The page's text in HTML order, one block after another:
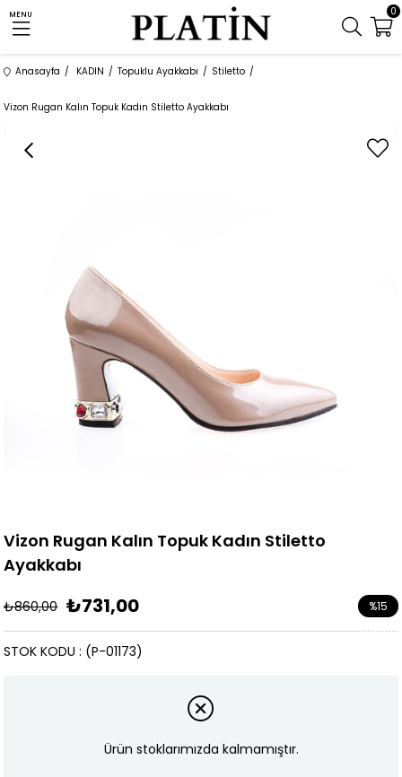
MENU 0
Anasayfa KADIN Topuklu Ayakkabı Stiletto
Vizon Rugan Kalın Topuk Kadın Stiletto Ayakkabı
Vizon Rugan Kalın Topuk Kadın Stiletto
Ayakkabı
₺860,00 ₺731,00 %15
İndirim
(P-01173)
STOK KODU
Ürün stoklarımızda kalmamıştır.